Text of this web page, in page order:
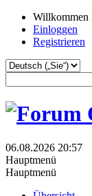
Willkommen
Einloggen
Registrieren
06.08.2026 20:57
Hauptmenü
Hauptmenü